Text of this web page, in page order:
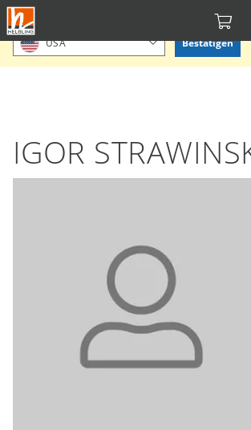
Direkt
zum
Inhalt
Bitte Standort bestätigen oder einen anderen
USA Bestätigen
IGOR